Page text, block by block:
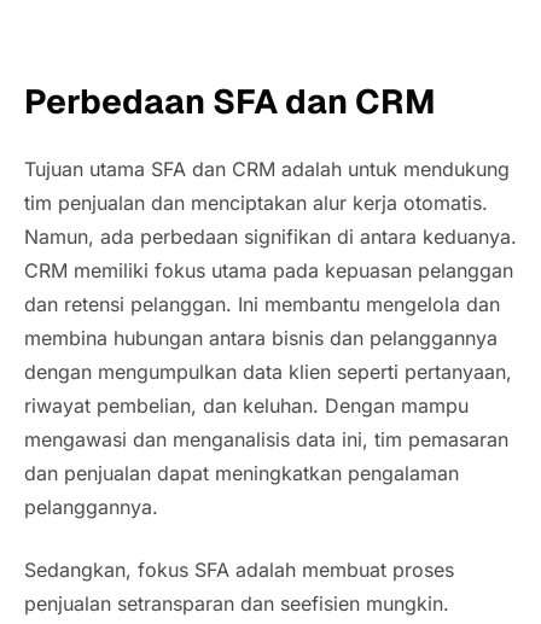
Perbedaan SFA dan CRM
Tujuan utama SFA dan CRM adalah untuk mendukung
tim penjualan dan menciptakan alur kerja otomatis.
Namun, ada perbedaan signifikan di antara keduanya.
CRM memiliki fokus utama pada kepuasan pelanggan
dan retensi pelanggan. Ini membantu mengelola dan
membina hubungan antara bisnis dan pelanggannya
dengan mengumpulkan data klien seperti pertanyaan,
riwayat pembelian, dan keluhan. Dengan mampu
mengawasi dan menganalisis data ini, tim pemasaran
dan penjualan dapat meningkatkan pengalaman
pelanggannya.
Sedangkan, fokus SFA adalah membuat proses
penjualan setransparan dan seefisien mungkin.